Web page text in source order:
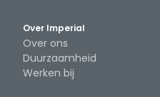
Over Imperial
Over ons
Duurzaamheid
Werken bij